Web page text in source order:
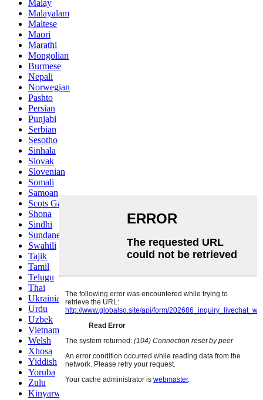
Malay
Malayalam
Maltese
Maori
Marathi
Mongolian
Burmese
Nepali
Norwegian
Pashto
Persian
Punjabi
Serbian
Sesotho
Sinhala
Slovak
Slovenian
Somali
Samoan
Scots Gaelic
Shona
Sindhi
Sundanese
Swahili
Tajik
Tamil
Telugu
Thai
Ukrainian
Urdu
Uzbek
Vietnamese
Welsh
Xhosa
Yiddish
Yoruba
Zulu
Kinyarwanda